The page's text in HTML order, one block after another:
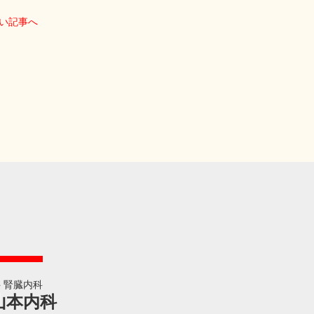
記事へ
腎臓内科
本内科